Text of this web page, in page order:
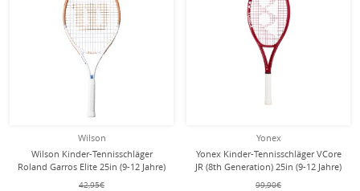
Wilson
Wilson Kinder-Tennisschläger
Roland Garros Elite 25in (9-12 Jahre)
2026 weiss/braun - besaitet -
42,95€
Yonex
Yonex Kinder-Tennisschläger VCore
JR (8th Generation) 25in (9-12 Jahre)
rot - besaitet -
99,90€